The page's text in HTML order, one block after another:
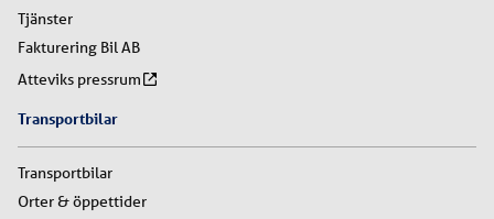
Tjänster
Fakturering Bil AB
Atteviks pressrum
Transportbilar
Transportbilar
Orter & öppettider